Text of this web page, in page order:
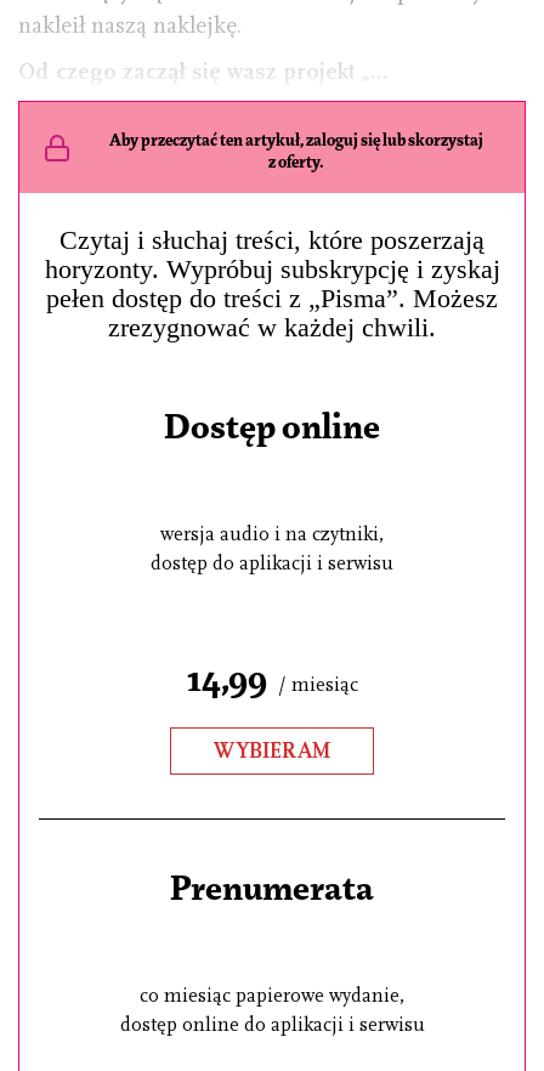
nakleił naszą naklejkę.
Od czego zaczął się wasz projekt „…
Aby przeczytać ten artykuł, zaloguj się lub skorzystaj
z oferty.
Czytaj i słuchaj treści, które poszerzają
horyzonty. Wypróbuj subskrypcję i zyskaj
pełen dostęp do treści z „Pisma”. Możesz
zrezygnować w każdej chwili.
Dostęp online
wersja audio i na czytniki,
dostęp do aplikacji i serwisu
14,99 / miesiąc
WYBIERAM
Prenumerata
co miesiąc papierowe wydanie,
dostęp online do aplikacji i serwisu